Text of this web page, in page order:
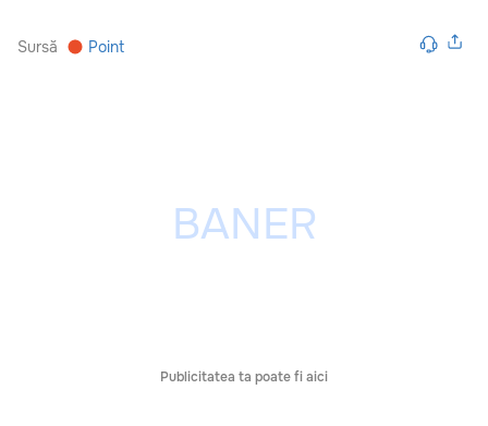
Sursă Point
Publicitatea ta poate fi aici